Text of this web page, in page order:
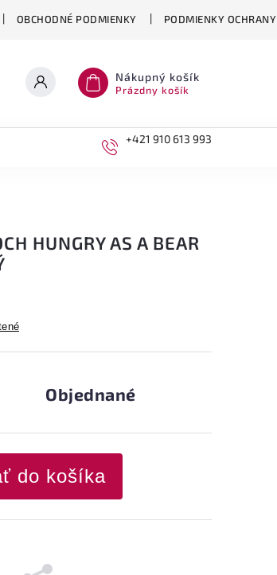
OBCHODNÉ PODMIENKY PODMIENKY
Nákupný košík
Prázdny košík
+421 910 613 993
HUNGRY AS A BEAR
Objednané
do košíka